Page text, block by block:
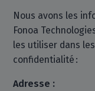
Nous avons les
Fonoa
les utiliser dans
confidentialité :
Adresse :